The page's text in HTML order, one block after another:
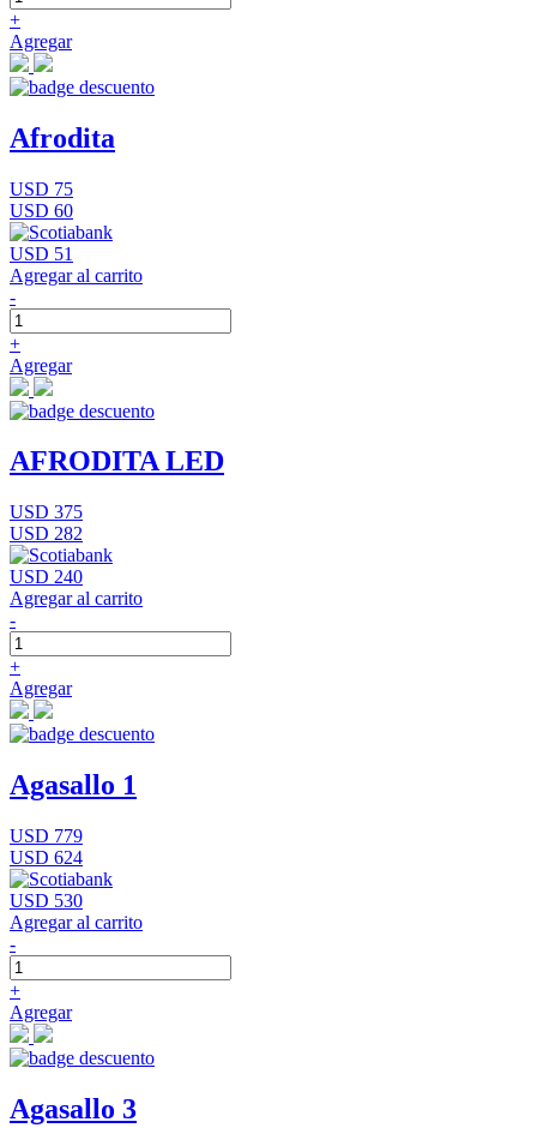
+
Agregar
Afrodita
USD 75
USD 60
USD 51
Agregar al carrito
-
+
Agregar
AFRODITA LED
USD 375
USD 282
USD 240
Agregar al carrito
-
+
Agregar
Agasallo 1
USD 779
USD 624
USD 530
Agregar al carrito
-
+
Agregar
Agasallo 3